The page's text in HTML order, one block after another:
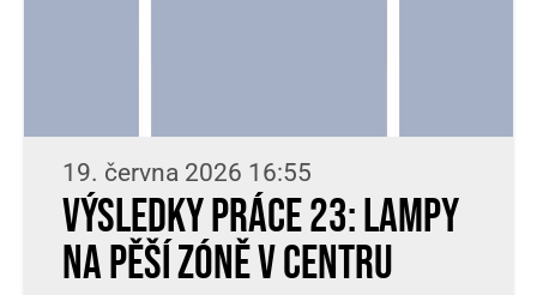
19. června 2026 16:55
Výsledky práce 23: lampy
na pěší zóně v centru